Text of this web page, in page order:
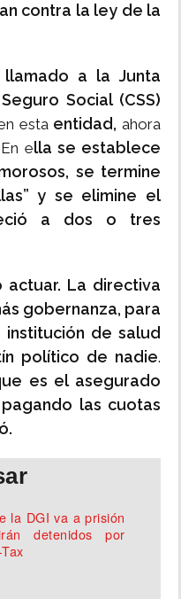
contra la ley de la
a la Junta
Social (CSS)
esta entidad, ahora
En ella se establece
se termine
y se elimine el
a dos o tres
actuar. La directiva
gobernanza, para
de salud
político de nadie.
es el asegurado
las cuotas
la DGI va a prisión
detenidos por